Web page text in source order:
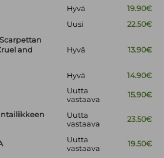
Hyvä
19.90€
Uusi
22.50€
and
Hyvä 13.90€
Hyvä 14.90€
Uutta
vastaava
15.90€
Uutta
vastaava
23.50€
Uutta
vastaava
19.50€